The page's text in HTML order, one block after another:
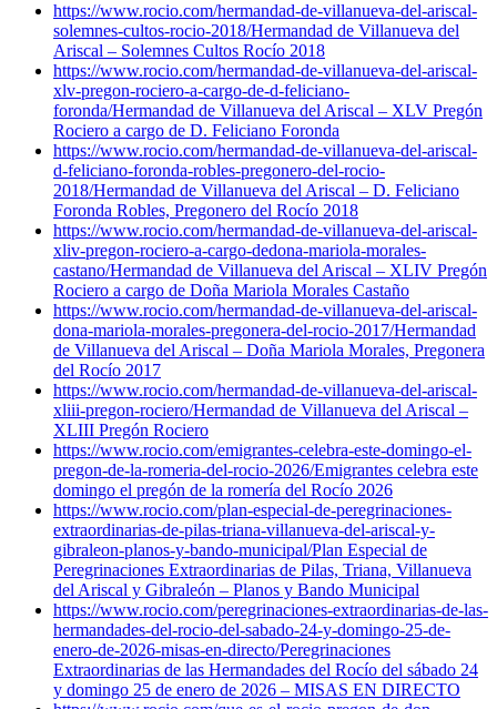
https://www.rocio.com/hermandad-de-villanueva-del-ariscal-
solemnes-cultos-rocio-2018/Hermandad de Villanueva del
Ariscal – Solemnes Cultos Rocío 2018
https://www.rocio.com/hermandad-de-villanueva-del-ariscal-
xlv-pregon-rociero-a-cargo-de-d-feliciano-
foronda/Hermandad de Villanueva del Ariscal – XLV Pregón
Rociero a cargo de D. Feliciano Foronda
https://www.rocio.com/hermandad-de-villanueva-del-ariscal-
d-feliciano-foronda-robles-pregonero-del-rocio-
2018/Hermandad de Villanueva del Ariscal – D. Feliciano
Foronda Robles, Pregonero del Rocío 2018
https://www.rocio.com/hermandad-de-villanueva-del-ariscal-
xliv-pregon-rociero-a-cargo-dedona-mariola-morales-
castano/Hermandad de Villanueva del Ariscal – XLIV Pregón
Rociero a cargo de Doña Mariola Morales Castaño
https://www.rocio.com/hermandad-de-villanueva-del-ariscal-
dona-mariola-morales-pregonera-del-rocio-2017/Hermandad
de Villanueva del Ariscal – Doña Mariola Morales, Pregonera
del Rocío 2017
https://www.rocio.com/hermandad-de-villanueva-del-ariscal-
xliii-pregon-rociero/Hermandad de Villanueva del Ariscal –
XLIII Pregón Rociero
https://www.rocio.com/emigrantes-celebra-este-domingo-el-
pregon-de-la-romeria-del-rocio-2026/Emigrantes celebra este
domingo el pregón de la romería del Rocío 2026
https://www.rocio.com/plan-especial-de-peregrinaciones-
extraordinarias-de-pilas-triana-villanueva-del-ariscal-y-
gibraleon-planos-y-bando-municipal/Plan Especial de
Peregrinaciones Extraordinarias de Pilas, Triana, Villanueva
del Ariscal y Gibraleón – Planos y Bando Municipal
https://www.rocio.com/peregrinaciones-extraordinarias-de-las-
hermandades-del-rocio-del-sabado-24-y-domingo-25-de-
enero-de-2026-misas-en-directo/Peregrinaciones
Extraordinarias de las Hermandades del Rocío del sábado 24
y domingo 25 de enero de 2026 – MISAS EN DIRECTO